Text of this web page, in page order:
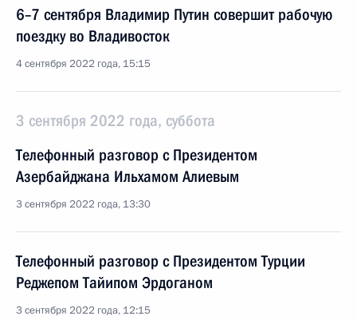
6–7 сентября Владимир Путин совершит рабочую
поездку во Владивосток
4 сентября 2022 года, 15:15
3 сентября 2022 года, суббота
Телефонный разговор с Президентом
Азербайджана Ильхамом Алиевым
3 сентября 2022 года, 13:30
Телефонный разговор с Президентом Турции
Реджепом Тайипом Эрдоганом
3 сентября 2022 года, 12:15